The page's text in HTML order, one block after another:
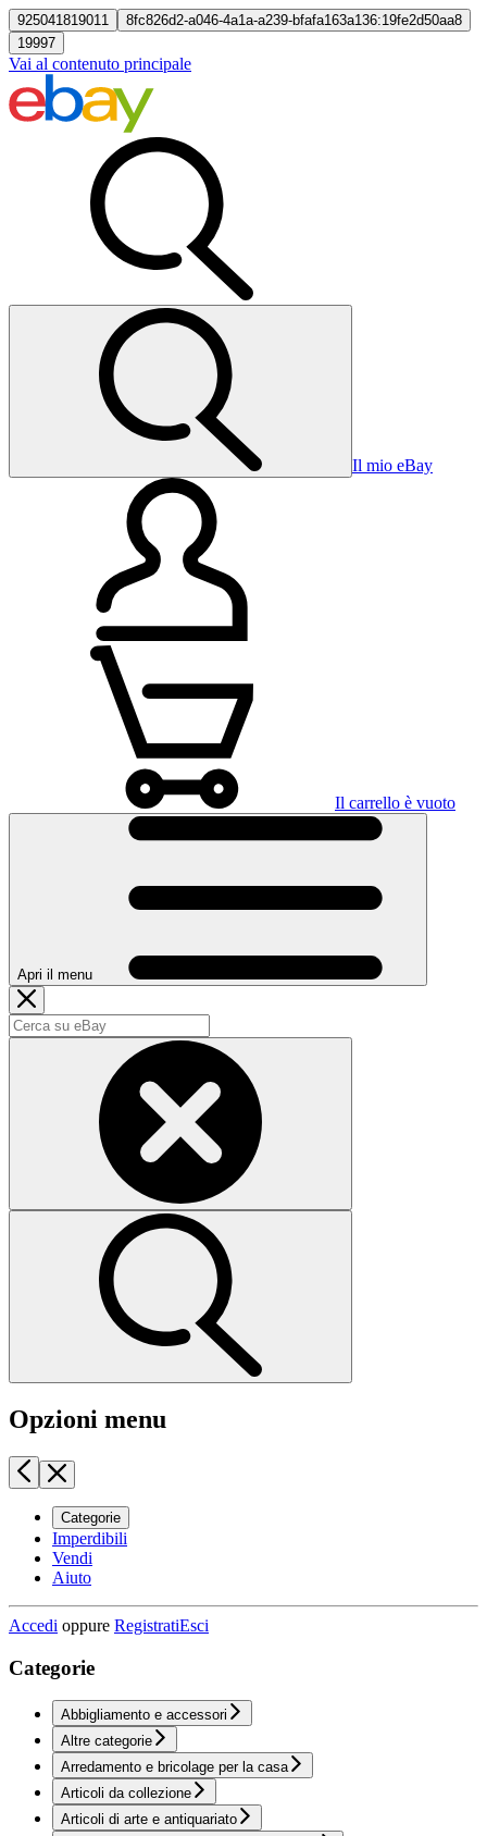
925041819011
8fc826d2-a046-4a1a-a239-bfafa163a136:19fe2d50aa8
19997
Vai al contenuto principale
Il mio eBay
Il carrello è vuoto
Apri il menu
Opzioni menu
Categorie
Imperdibili
Vendi
Aiuto
Accedi oppure RegistratiEsci
Categorie
Abbigliamento e accessori
Altre categorie
Arredamento e bricolage per la casa
Articoli da collezione
Articoli di arte e antiquariato